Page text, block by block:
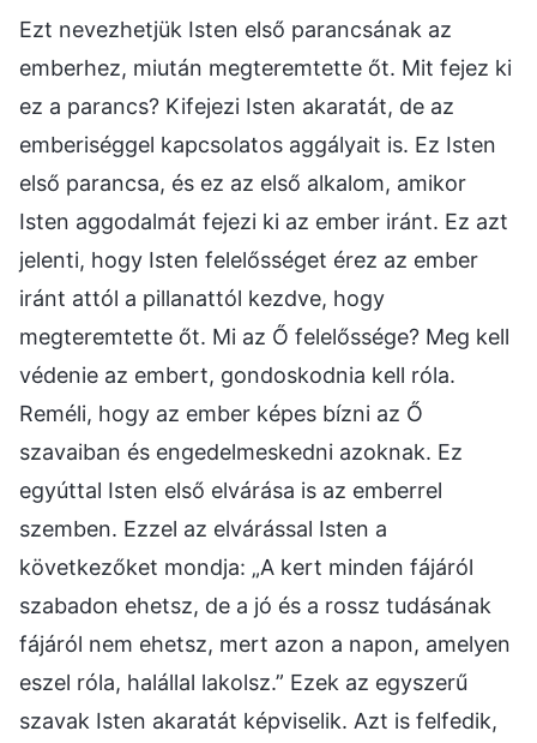
Ezt nevezhetjük Isten első parancsának az
emberhez, miután megteremtette őt. Mit fejez ki
ez a parancs? Kifejezi Isten akaratát, de az
emberiséggel kapcsolatos aggályait is. Ez Isten
első parancsa, és ez az első alkalom, amikor
Isten aggodalmát fejezi ki az ember iránt. Ez azt
jelenti, hogy Isten felelősséget érez az ember
iránt attól a pillanattól kezdve, hogy
megteremtette őt. Mi az Ő felelőssége? Meg kell
védenie az embert, gondoskodnia kell róla.
Reméli, hogy az ember képes bízni az Ő
szavaiban és engedelmeskedni azoknak. Ez
egyúttal Isten első elvárása is az emberrel
szemben. Ezzel az elvárással Isten a
következőket mondja: „A kert minden fájáról
szabadon ehetsz, de a jó és a rossz tudásának
fájáról nem ehetsz, mert azon a napon, amelyen
eszel róla, halállal lakolsz.” Ezek az egyszerű
szavak Isten akaratát képviselik. Azt is felfedik,